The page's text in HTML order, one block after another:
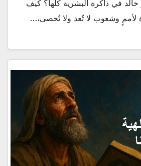
في ذاكرة البشرية كلها؟ كيف
لأممٍ وشعوب لا تُعد ولا تُحصى،…